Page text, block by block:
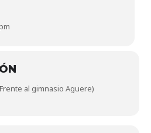
al gimnasio Aguere)